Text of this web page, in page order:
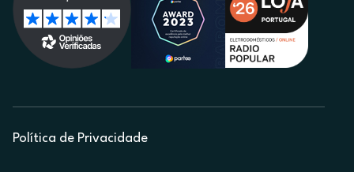
Política de Privacidade